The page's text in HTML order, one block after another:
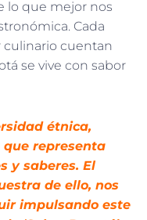
lo que mejor nos
Cada
culinario cuentan
se vive con sabor
étnica,
representa
y saberes. El
de ello, nos
impulsando este